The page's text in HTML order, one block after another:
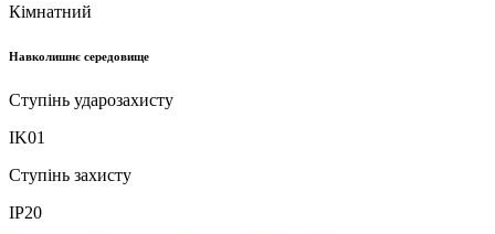
Кімнатний
Навколишнє середовище
Ступінь ударозахисту
IK01
Ступінь захисту
IP20